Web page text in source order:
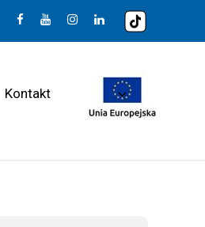
Kontakt